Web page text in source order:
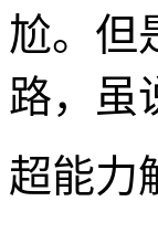
尬。但
路，虽
超能力